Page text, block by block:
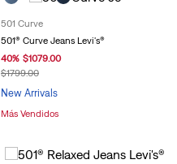
501 Curve
501® Curve Jeans Levi's®
40% $1079.00
$1799.00
New Arrivals
Más Vendidos